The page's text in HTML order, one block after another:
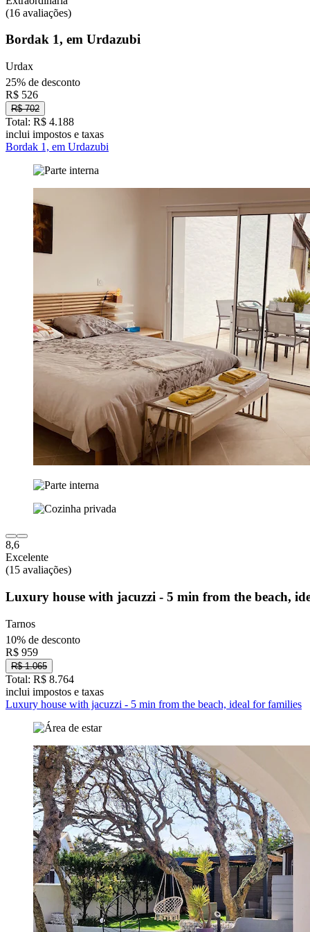
(16 avaliações)
Bordak 1, em Urdazubi
Urdax
25% de desconto
R$ 526
R$ 702
Total: R$ 4.188
inclui impostos e taxas
Bordak 1, em Urdazubi
8,6
Excelente
(15 avaliações)
Luxury house with jacuzzi - 5 min from the beach,
Tarnos
10% de desconto
R$ 959
R$ 1.065
Total: R$ 8.764
inclui impostos e taxas
Luxury house with jacuzzi - 5 min from the beach, ideal for families